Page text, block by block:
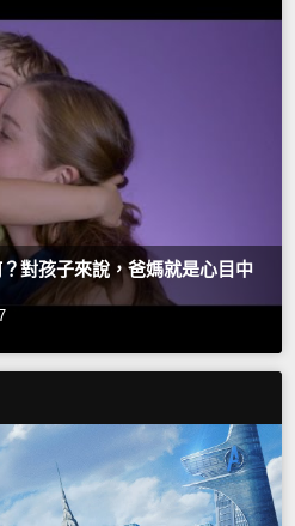
對孩子來說，爸媽就是心目中